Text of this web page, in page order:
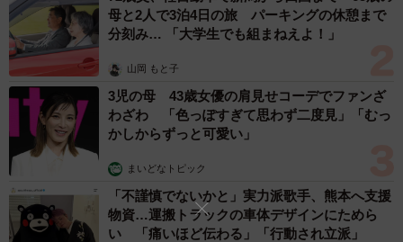
んげんがへんなことためしてますね？』と思っていたかも
しれません」
「こういうみんなで大喜利みたいな流れが大好きなんで
す。今回は『こうですか？』と、かわいい写真がたくさん
集まってきて、ずっとニヤニヤしていました。体がとても
長く撮れた子、お尻丸見えになった子など、それぞれ個性
があって最高でした。ぜひリプ欄や引用を見ていただきた
母と2人で3泊4日の旅 パーキングの休憩まで
分刻み… 「大学生でも組まねえよ！」
山岡 もと子
3児の母 43歳女優の肩見せコーデでファンざ
わざわ 「色っぽすぎて思わず二度見」「むっ
かしからずっと可愛い」
まいどなトピック
「不謹慎でないかと」実力派歌手、熊本へ支援
物資…運搬トラックの車体デザインにためら
い 「痛いほど伝わる」「行動され立派」